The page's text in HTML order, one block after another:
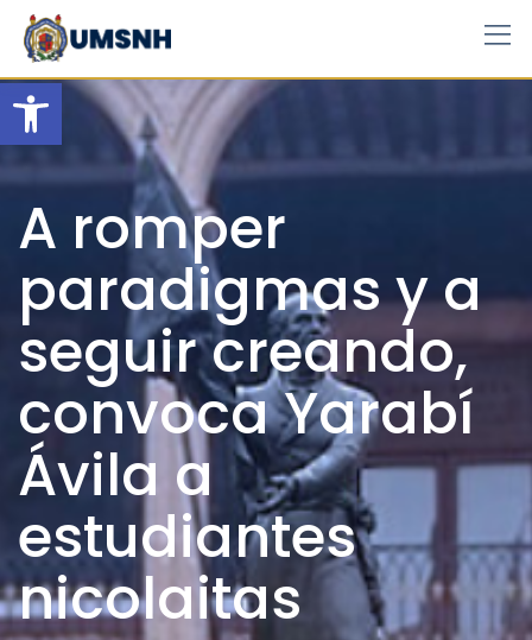
Open toolbar
Skip
content
A romper
paradigmas y a
seguir creando,
convoca Yarabí
Ávila a
estudiantes
nicolaitas